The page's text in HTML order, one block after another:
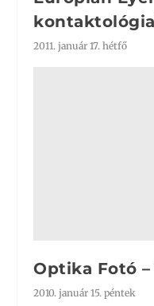
2011. január 17. hétfő
Optika Fotó –
2010. január 15. péntek